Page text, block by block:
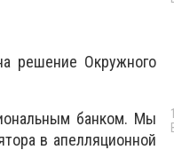
решение Окружного
банком. Мы
в апелляционной